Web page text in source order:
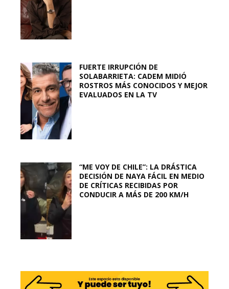
FUERTE IRRUPCIÓN DE
SOLABARRIETA: CADEM MIDIÓ
ROSTROS MÁS CONOCIDOS Y MEJOR
EVALUADOS EN LA TV
“ME VOY DE CHILE”: LA DRÁSTICA
DECISIÓN DE NAYA FÁCIL EN MEDIO
DE CRÍTICAS RECIBIDAS POR
CONDUCIR A MÁS DE 200 KM/H